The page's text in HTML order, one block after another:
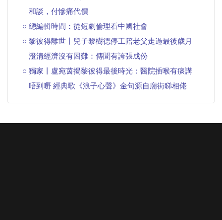
和談，付慘痛代價
總編輯時間：從短劇倫理看中國社會
黎彼得離世丨兒子黎樹德停工陪老父走過最後歲月
澄清經濟沒有困難：傳聞有誇張成份
獨家丨盧宛茵揭黎彼得最後時光：醫院插喉有痰講
唔到嘢 經典歌《浪子心聲》金句源自廟街睇相佬